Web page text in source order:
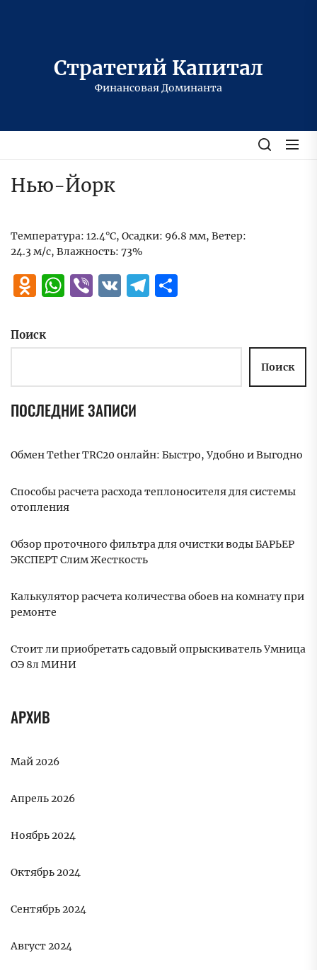
Стратегий Капитал
Финансовая Доминанта
Нью-Йорк
Температура: 12.4°C, Осадки: 96.8 мм, Ветер:
24.3 м/с, Влажность: 73%
Odnoklassniki
WhatsApp
Viber
VK Telegram
Поиск
Поиск
ПОСЛЕДНИЕ ЗАПИСИ
Обмен Tether TRC20 онлайн: Быстро, Удобно и Выгодно
Способы расчета расхода теплоносителя для системы
отопления
Обзор проточного фильтра для очистки воды БАРЬЕР
ЭКСПЕРТ Слим Жесткость
Калькулятор расчета количества обоев на комнату при
ремонте
Стоит ли приобретать садовый опрыскиватель Умница
ОЭ 8л МИНИ
АРХИВ
Май 2026
Апрель 2026
Ноябрь 2024
Октябрь 2024
Сентябрь 2024
Август 2024